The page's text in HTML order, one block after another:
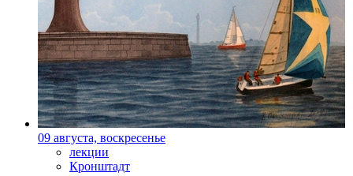
09 августа, воскресенье
лекции
Кронштадт